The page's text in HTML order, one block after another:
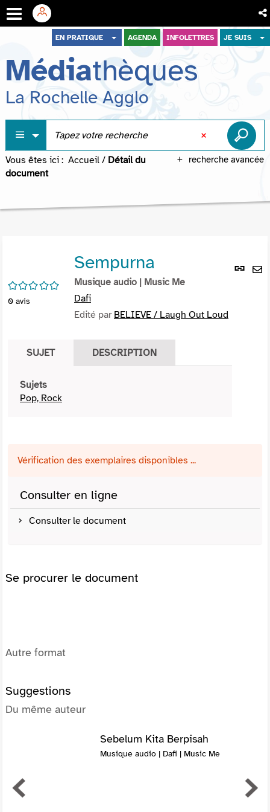
menu
contenu
recherche
EN PRATIQUE AGENDA INFOLETTRES JE SUIS
Médiathèques
La Rochelle Agglo
recherche avancée
Vous êtes ici : Accueil / Détail du
document
Lien
/5
0 avis
Sempurna
Musique audio | Music Me
Dafi
Edité par BELIEVE / Laugh Out Loud
SUJET DESCRIPTION
Sujets
Pop, Rock
Vérification des exemplaires disponibles ...
Consulter en ligne
Consulter le document
Se procurer le document
Autre format
Suggestions
Du même auteur
Sebelum Kita Berpisah
Musique audio | Dafi | Music Me